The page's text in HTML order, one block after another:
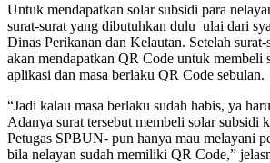
Untuk mendapatkan solar subsidi para
surat-surat yang dibutuhkan dulu ulai dari
Dinas Perikanan dan Kelautan. Setelah
akan mendapatkan QR Code untuk membeli
aplikasi dan masa berlaku QR Code sebulan.
“Jadi kalau masa berlaku sudah habis, ya
Adanya surat tersebut membeli solar subsidi
Petugas SPBUN- pun hanya mau melayani
bila nelayan sudah memiliki QR Code,”